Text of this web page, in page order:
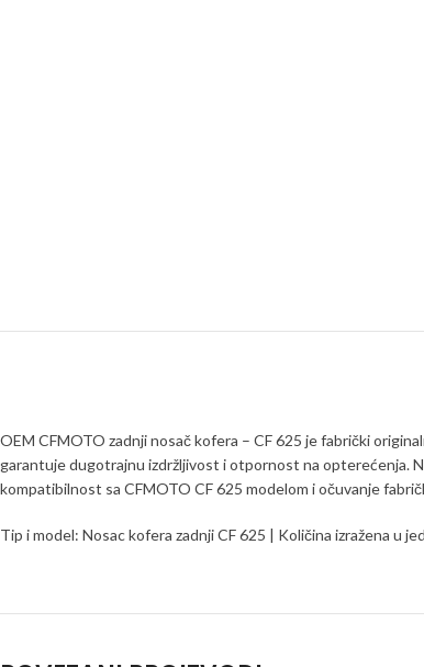
OEM CFMOTO zadnji nosač kofera – CF 625 je fabrički
garantuje dugotrajnu izdržljivost i otpornost na opterećenja.
kompatibilnost sa CFMOTO CF 625 modelom i očuvanje
Tip i model: Nosac kofera zadnji CF 625 | Količina izražena u